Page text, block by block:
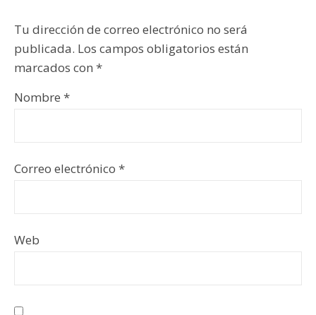
Tu dirección de correo electrónico no será
publicada. Los campos obligatorios están
marcados con *
Nombre *
Correo electrónico *
Web